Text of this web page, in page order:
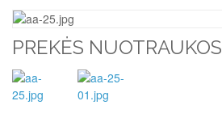
PREKĖS NUOTRAUKOS